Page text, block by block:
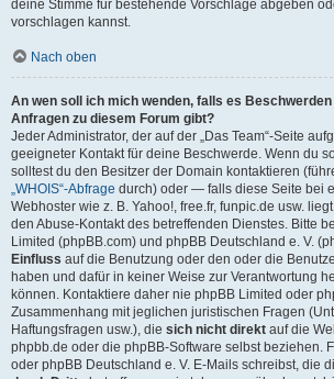
deine Stimme für bestehende Vorschläge abgeben
vorschlagen kannst.
Nach oben
An wen soll ich mich wenden, falls es
Anfragen zu diesem Forum gibt?
Jeder Administrator, der auf der „Das Team“-Seite
geeigneter Kontakt für deine Beschwerde. Wenn du
solltest du den Besitzer der Domain kontaktieren
„WHOIS“-Abfrage durch) oder — falls diese Seite bei
Webhoster wie z. B. Yahoo!, free.fr, funpic.de usw.
den Abuse-Kontakt des betreffenden Dienstes. Bitte
Limited (phpBB.com) und phpBB Deutschland e. V.
Einfluss auf die Benutzung oder den oder die
haben und dafür in keiner Weise zur Verantwortung
können. Kontaktiere daher nie phpBB Limited oder
Zusammenhang mit jeglichen juristischen Fragen
Haftungsfragen usw.), die sich nicht direkt auf die
phpbb.de oder die phpBB-Software selbst beziehen.
oder phpBB Deutschland e. V. E-Mails schreibst, die